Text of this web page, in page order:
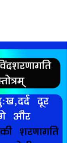
Kawacham ||
से छुटकारा दिला
से हम बुरी शक्तीयो
| बच्चे, बूढ़े, जवान सभी के